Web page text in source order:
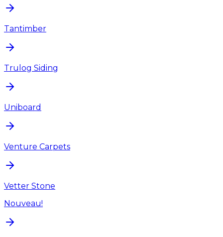
Tantimber
Trulog Siding
Uniboard
Venture Carpets
Vetter Stone
Nouveau!